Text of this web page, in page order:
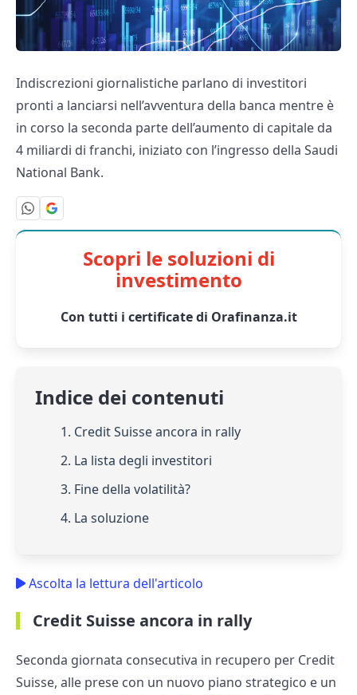
Indiscrezioni giornalistiche parlano di investitori
pronti a lanciarsi nell’avventura della banca mentre è
in corso la seconda parte dell’aumento di capitale da
4 miliardi di franchi, iniziato con l’ingresso della Saudi
National Bank.
Scopri le soluzioni di
investimento
Con tutti i certificate di Orafinanza.it
Indice dei contenuti
1. Credit Suisse ancora in rally
2. La lista degli investitori
3. Fine della volatilità?
4. La soluzione
Ascolta la lettura dell'articolo
Credit Suisse ancora in rally
Seconda giornata consecutiva in recupero per Credit
Suisse, alle prese con un nuovo piano strategico e un